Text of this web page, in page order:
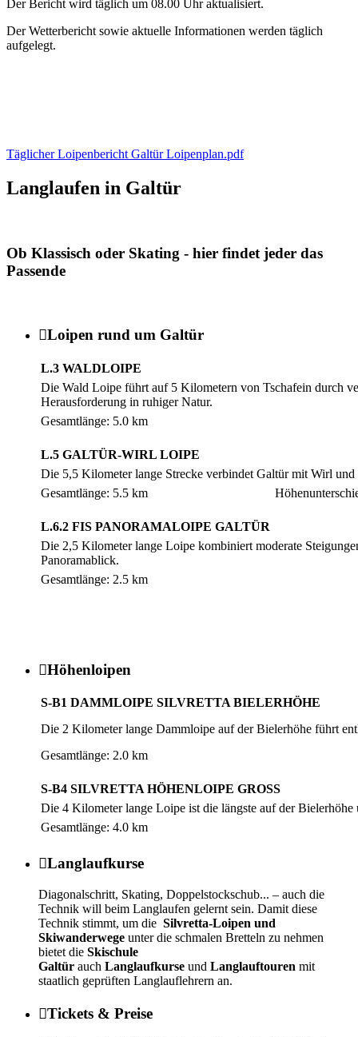
Der Bericht wird täglich um 08.00 Uhr aktualisiert.
Der Wetterbericht sowie aktuelle Informationen werden täglich
aufgelegt.
Täglicher Loipenbericht Galtür Loipenplan.pdf
Langlaufen in Galtür
Ob Klassisch oder Skating - hier findet jeder das
Passende
Loipen rund um Galtür
L.3 WALDLOIPE
Die Wald Loipe führt auf 5 Kilometern von Tschafein durch
Herausforderung in ruhiger Natur.
Gesamtlänge: 5.0 km
L.5 GALTÜR-WIRL LOIPE
Die 5,5 Kilometer lange Strecke verbindet Galtür mit Wirl
Gesamtlänge: 5.5 km
L.6.2 FIS PANORAMALOIPE GALTÜR
Die 2,5 Kilometer lange Loipe kombiniert moderate
Panoramablick.
Gesamtlänge: 2.5 km
Höhenloipen
S-B1 DAMMLOIPE SILVRETTA BIELERHÖHE
Die 2 Kilometer lange Dammloipe auf der Bielerhöhe führt
Gesamtlänge: 2.0 km
S-B4 SILVRETTA HÖHENLOIPE GROSS
Die 4 Kilometer lange Loipe ist die längste auf der
Gesamtlänge: 4.0 km
Langlaufkurse
Diagonalschritt, Skating, Doppelstockschub... – auch die
Technik will beim Langlaufen gelernt sein. Damit diese
Technik stimmt, um die Silvretta-Loipen und
Skiwanderwege unter die schmalen Bretteln zu nehmen
bietet die Skischule
Galtür auch Langlaufkurse und Langlauftouren mit
staatlich geprüften Langlauflehrern an.
Tickets & Preise